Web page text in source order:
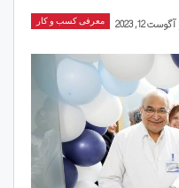
معرفی کسب و کار آگوست 12, 2023